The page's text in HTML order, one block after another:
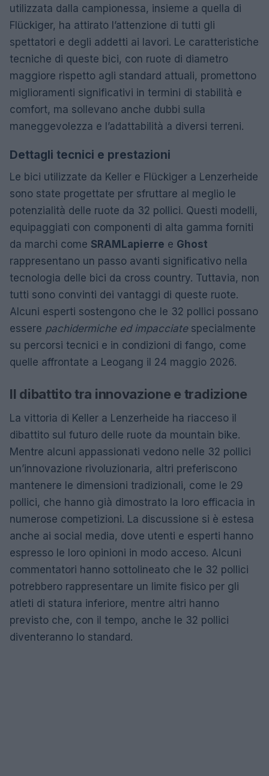
utilizzata dalla campionessa, insieme a quella di
Flückiger, ha attirato l’attenzione di tutti gli
spettatori e degli addetti ai lavori. Le caratteristiche
tecniche di queste bici, con ruote di diametro
maggiore rispetto agli standard attuali, promettono
miglioramenti significativi in termini di stabilità e
comfort, ma sollevano anche dubbi sulla
maneggevolezza e l’adattabilità a diversi terreni.
Dettagli tecnici e prestazioni
Le bici utilizzate da Keller e Flückiger a Lenzerheide
sono state progettate per sfruttare al meglio le
potenzialità delle ruote da 32 pollici. Questi modelli,
equipaggiati con componenti di alta gamma forniti
da marchi come SRAM Lapierre e Ghost
rappresentano un passo avanti significativo nella
tecnologia delle bici da cross country. Tuttavia, non
tutti sono convinti dei vantaggi di queste ruote.
Alcuni esperti sostengono che le 32 pollici possano
essere pachidermiche ed impacciatespecialmente
su percorsi tecnici e in condizioni di fango, come
quelle affrontate a Leogang il 24 maggio 2026.
Il dibattito tra innovazione e tradizione
La vittoria di Keller a Lenzerheide ha riacceso il
dibattito sul futuro delle ruote da mountain bike.
Mentre alcuni appassionati vedono nelle 32 pollici
un’innovazione rivoluzionaria, altri preferiscono
mantenere le dimensioni tradizionali, come le 29
pollici, che hanno già dimostrato la loro efficacia in
numerose competizioni. La discussione si è estesa
anche ai social media, dove utenti e esperti hanno
espresso le loro opinioni in modo acceso. Alcuni
commentatori hanno sottolineato che le 32 pollici
potrebbero rappresentare un limite fisico per gli
atleti di statura inferiore, mentre altri hanno
previsto che, con il tempo, anche le 32 pollici
diventeranno lo standard.